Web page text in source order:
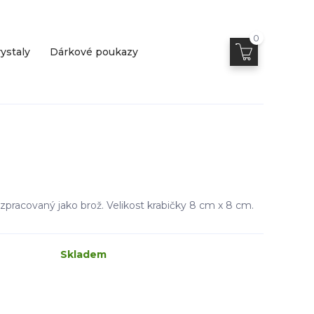
Dárkové poukazy
0
jako brož. Velikost krabičky 8 cm x 8 cm.
Skladem